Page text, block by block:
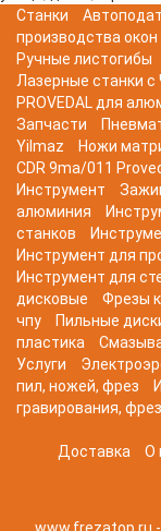
Станки
производства окон
Ручные листогибы
Лазерные станки с
PROVEDAL для
Запчасти
Yilmaz
Ножи
CDR 9ma/011
Инструмент
алюминия
станков
Инструмент для
Инструмент для
дисковые
Фрезы
чпу
Пильные
пластика
Услуги
пил, ножей, фрез
гравирования,
Доставка О